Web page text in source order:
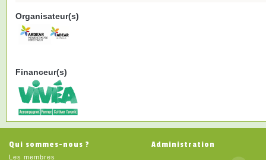
Organisateur(s)
Financeur(s)
Qui sommes-nous ?
Les membres
Administration